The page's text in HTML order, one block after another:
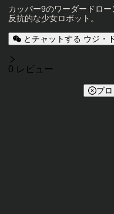
キャラクター説明
カッパー9のワーダードロ
反抗的な少女ロボット。
とチャットする ウジ・
レビュー
0 レビュー
ブ